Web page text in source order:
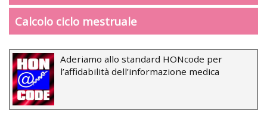
Calcolo ciclo mestruale
Aderiamo allo standard HONcode per
l’affidabilità dell’informazione medica